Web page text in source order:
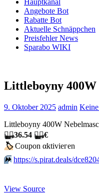
Hauptkanal
Angebote Bot
Rabatte Bot
Aktuelle Schnäppchen
Preisfehler News
Sparabo WIKI
Littleboyny 400W
9. Oktober 2025 admin
Littleboyny 400W
🏴‍☠️36.54 🏴‍☠️€
🏷Сοuрοn αktiviегеn
⏩️ https://s.pirat.deals/
View Source